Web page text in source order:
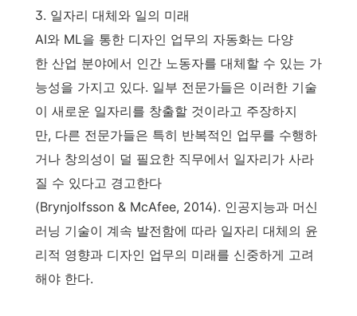
3. 일자리 대체와 일의 미래
AI와 ML을 통한 디자인 업무의 자동화는 다양
한 산업 분야에서 인간 노동자를 대체할 수 있는 가
능성을 가지고 있다. 일부 전문가들은 이러한 기술
이 새로운 일자리를 창출할 것이라고 주장하지
만, 다른 전문가들은 특히 반복적인 업무를 수행하
거나 창의성이 덜 필요한 직무에서 일자리가 사라
질 수 있다고 경고한다
(Brynjolfsson & McAfee, 2014). 인공지능과 머신
러닝 기술이 계속 발전함에 따라 일자리 대체의 윤
리적 영향과 디자인 업무의 미래를 신중하게 고려
해야 한다.